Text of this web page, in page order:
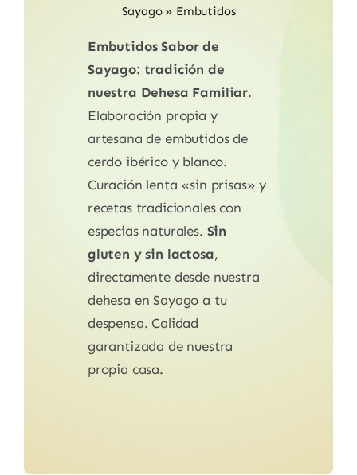
Sayago» Embutidos
Embutidos Sabor de
Sayago: tradición de
nuestra Dehesa Familiar.
Elaboración propia y
artesana de embutidos de
cerdo ibérico y blanco.
Curación lenta «sin prisas» y
recetas tradicionales con
especias naturales. Sin
gluten y sin lactosa,
directamente desde nuestra
dehesa en Sayago a tu
despensa. Calidad
garantizada de nuestra
propia casa.